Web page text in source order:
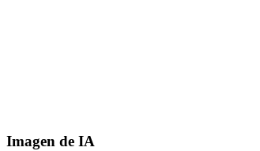
Imagen de IA